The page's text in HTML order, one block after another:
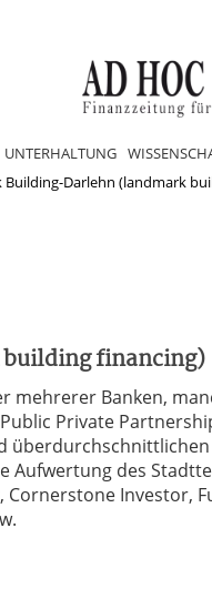
UNTERHALTUNG
Building-Darlehn (landmark
financing)
mehrerer Banken,
Private
Aufwertung des
Cornerstone Investor,